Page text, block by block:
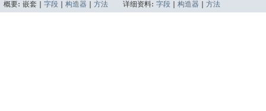
概要: 嵌套 | 字段 构造器 方法 详细资料: 字段 构造器 方法